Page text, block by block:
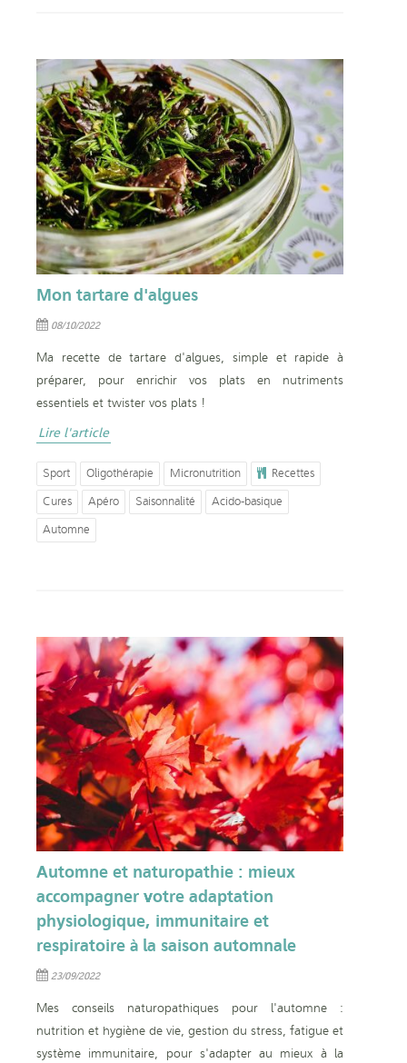
Mon tartare d'algues
08/10/2022
Ma recette de tartare d'algues, simple et rapide à
préparer, pour enrichir vos plats en nutriments
essentiels et twister vos plats !
Lire l'article
Sport Oligothérapie Micronutrition
Recettes
Cures
Apéro Saisonnalité
Acido-basique
Automne
Automne et naturopathie : mieux
accompagner votre adaptation
physiologique, immunitaire et
respiratoire à la saison automnale
23/09/2022
Mes conseils naturopathiques pour l'automne :
nutrition et hygiène de vie, gestion du stress, fatigue et
système immunitaire, pour s'adapter au mieux à la